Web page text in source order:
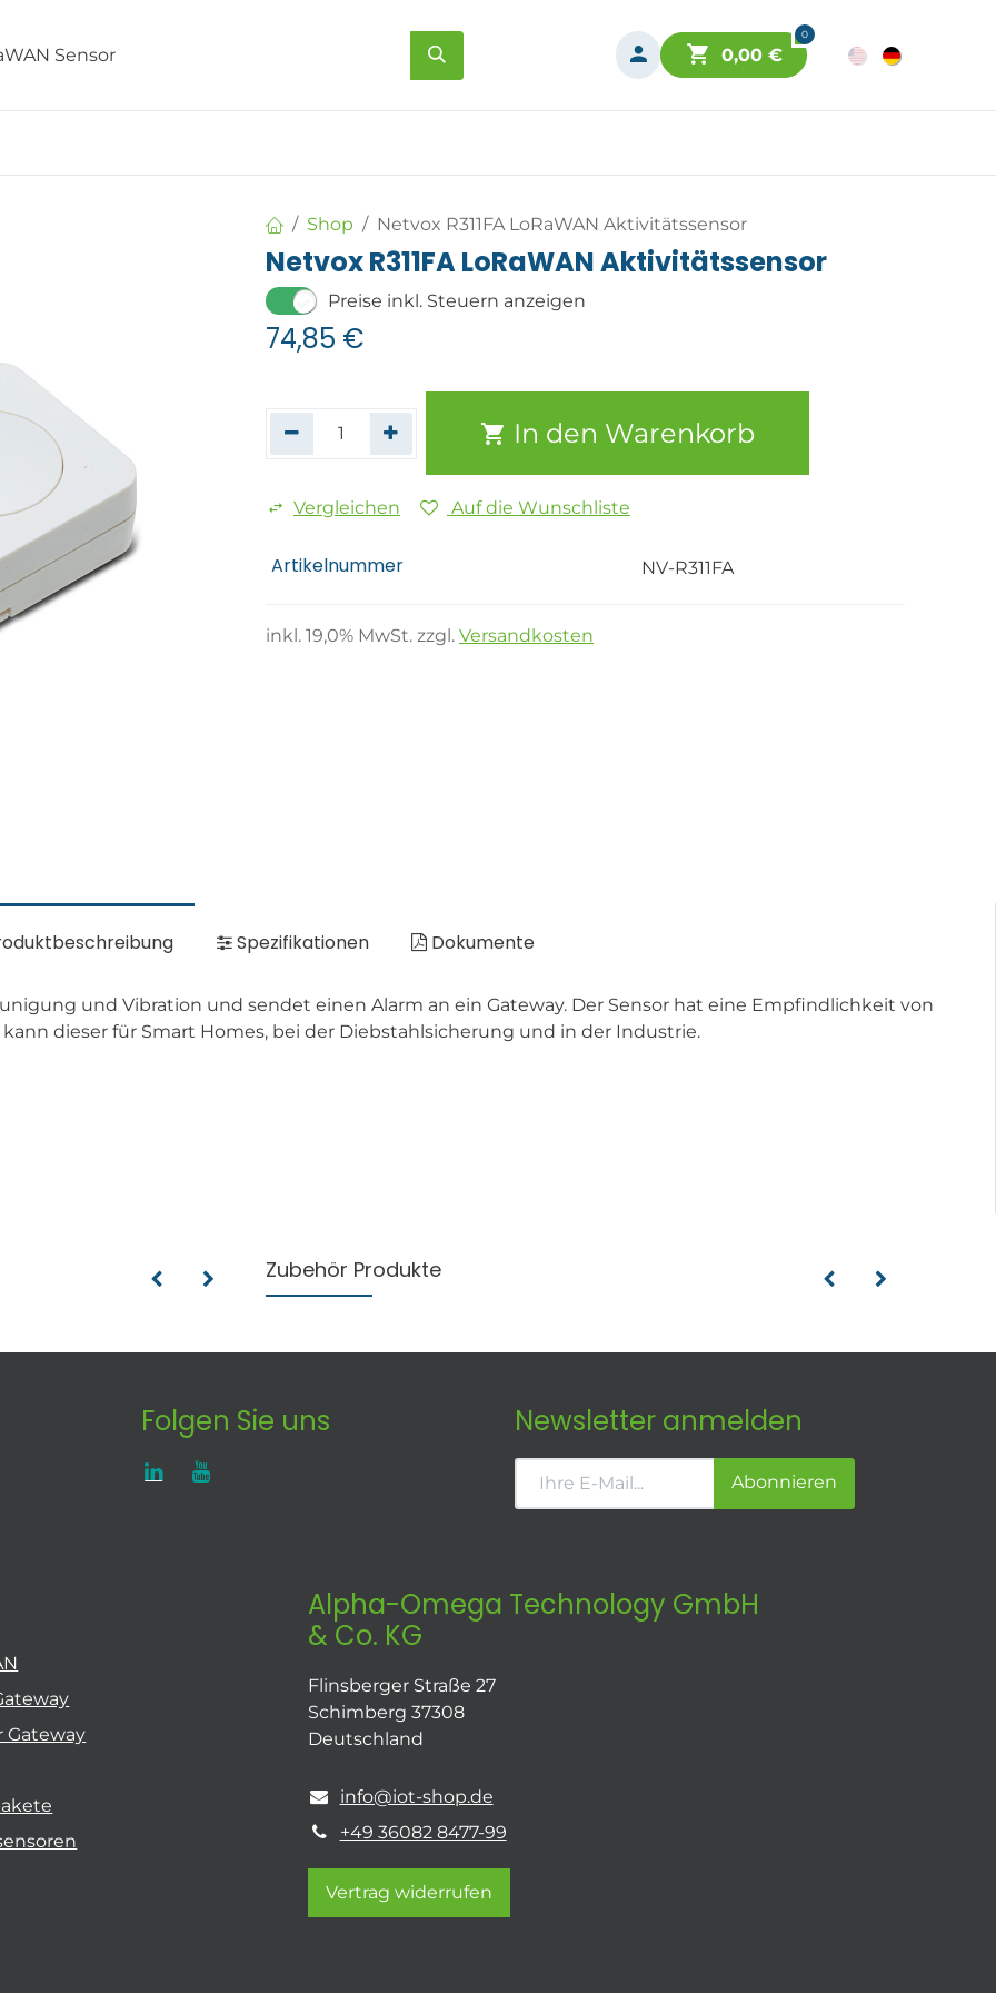
0
0,00€
Shop Netvox R311FA LoRaWAN Aktivitätssensor
Netvox R311FA LoRaWAN Aktivitätssensor
Preise inkl. Steuern anzeigen
74,85 €
In den Warenkorb
Vergleichen Auf die Wunschliste
Artikelnummer NV-R311FA
inkl. 19,0% MwSt. zzgl. Versandkosten
Spezifikationen Dokumente
und Vibration und sendet einen Alarm an ein Gateway. Der Sensor hat eine Empfindlichkeit von
dieser für Smart Homes, bei der Diebstahlsicherung und in der Industrie.
Zubehör Produkte
Folgen Sie uns Newsletter anmelden
Abonnieren
Gateway
Alpha-Omega Technology GmbH
& Co. KG
Flinsberger Straße 27
Schimberg 37308
Deutschland
info@iot-shop.de
+49 36082 8477-99
Vertrag widerrufen